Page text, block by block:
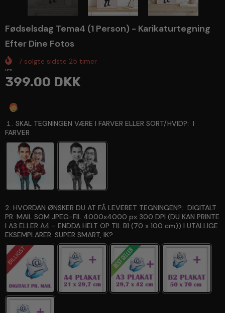
Fødselsdag Tema4 (1 Person) - Karikaturtegning
Efter Dine Fotos
7 solgte sidste 25 timer
Den...
399.00 DKK
１. SKAL TEGNINGEN VÆRE I FARVER ELLER SORT/HVID?: I
FARVER
2. HVORDAN ØNSKER DU AT FÅ LEVERET TEGNINGEN?: DIGITALT
PR. MAIL SOM JPEG-FIL 4000x4000 px 300 DPI (DU KAN PRINTE
I A3 ELLER A4 - ENDDA HELT OP TIL B1 (70 x 100 cm)) I UTALLIGE
EKSEMPLARER. SUPER SMART, IK?